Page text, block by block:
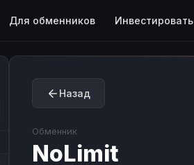
Для обменников Инвестировать
Назад
Обменник
NoLimit